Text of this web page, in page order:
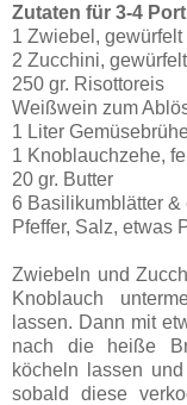
Zutaten für 3-4
1 Zwiebel, gewürfelt
2 Zucchini, gewürfelt
250 gr. Risottoreis
Weißwein zum
1 Liter
1 Knoblauchzehe,
20 gr. Butter
6 Basilikumblätter &
Pfeffer, Salz, etwas
Zwiebeln und
Knoblauch
lassen. Dann mit
nach die heiße
köcheln lassen
sobald diese